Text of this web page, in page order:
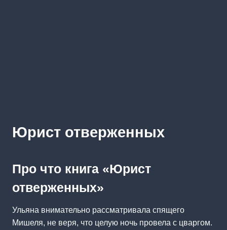
Юрист отверженных
Про что книга «Юрист
отверженных»
Ульяна внимательно рассматривала спящего
Мишеля, не веря, что целую ночь провела с цваргом.